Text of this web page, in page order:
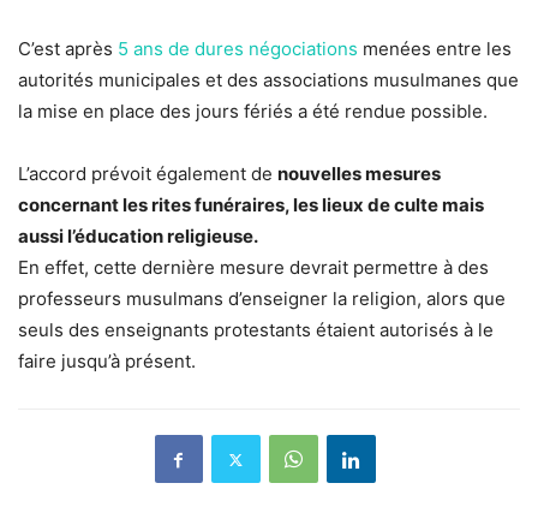
C’est après 5 ans de dures négociations menées entre les
autorités municipales et des associations musulmanes que
la mise en place des jours fériés a été rendue possible.
L’accord prévoit également de nouvelles mesures
concernant les rites funéraires, les lieux de culte mais
aussi l’éducation religieuse.
En effet, cette dernière mesure devrait permettre à des
professeurs musulmans d’enseigner la religion, alors que
seuls des enseignants protestants étaient autorisés à le
faire jusqu’à présent.